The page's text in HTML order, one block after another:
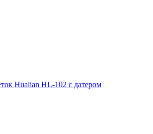
Hualian HL-102 с датером